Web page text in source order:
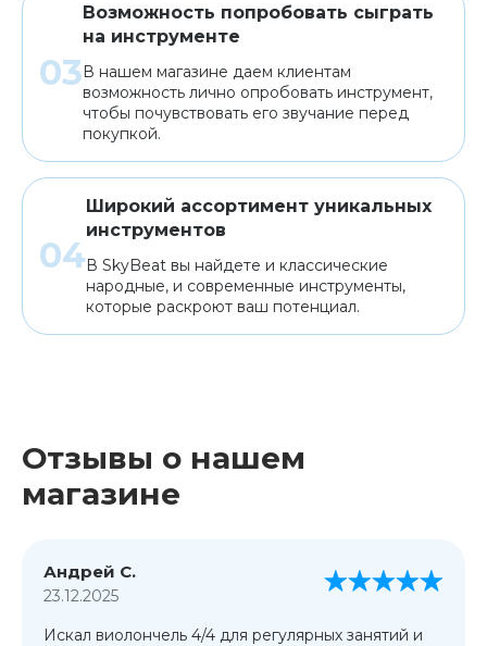
Возможность попробовать сыграть
на инструменте
В нашем магазине даем клиентам
возможность лично опробовать инструмент,
чтобы почувствовать его звучание перед
покупкой.
Широкий ассортимент уникальных
инструментов
В SkyBeat вы найдете и классические
народные, и современные инструменты,
которые раскроют ваш потенциал.
Отзывы о нашем
магазине
Андрей С.
23.12.2025
Искал виолончель 4/4 для регулярных занятий и